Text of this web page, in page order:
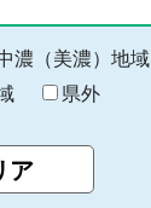
濃（美濃）地域
県外